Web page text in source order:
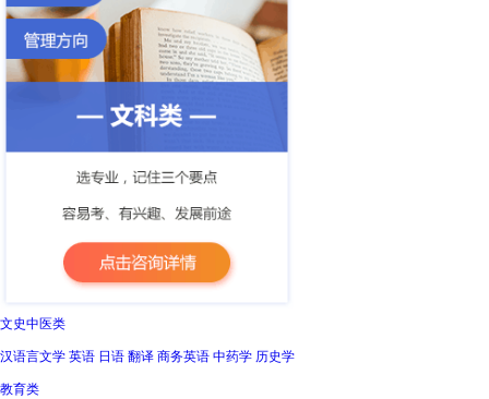
文史中医类
汉语言文学 英语 日语 翻译 商务英语 中药学 历史学
教育类